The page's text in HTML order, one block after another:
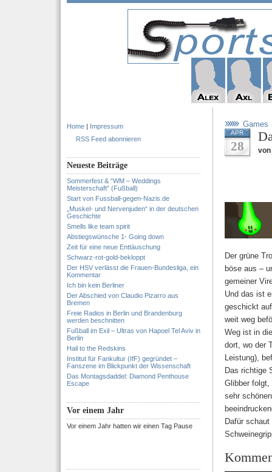
Home | Impressum
RSS Feed abonnieren
Neueste Beiträge
Sommerfest & “WM – Weddings
Meisterschaft” (Fußball)
Start von Fussball-gegen-Nazis.de
„Muskel- und Nervenjuden“ in der deutschen
Geschichte
Smells like team spirit
Abstiegswünsche 1- Going down
Zeit für eine neue Enttäuschung
Schwarz-rot-gold-bekloppt
Der HSV verlässt die Frauen-Bundesliga, ein
Kommentar
Ich bin kein Berliner
Der Abschied von Claudio Pizarro aus
Bremen
Freie Radios in Berlin und Brandenburg
werden beschnitten
Fußball im Exil – Ultras von Hapoel Tel Aviv in
Berlin
Hail to the Redskins
Institut für Fankultur (IfF) gegründet –
Fanszene im Blickpunkt der Wissenschaft
Das Montagsdaddel: Diamond Penthouse
Escape
Vor einem Jahr
Vor einem Jahr hatten wir einen Tag Pause
Games
APR
28 von
Der grüne
böse aus –
gemeiner
Und das ist
geschickt
weit weg
Weg ist in
dort, wo der
Leistung),
Das richtige
Glibber folgt,
sehr
Dafür